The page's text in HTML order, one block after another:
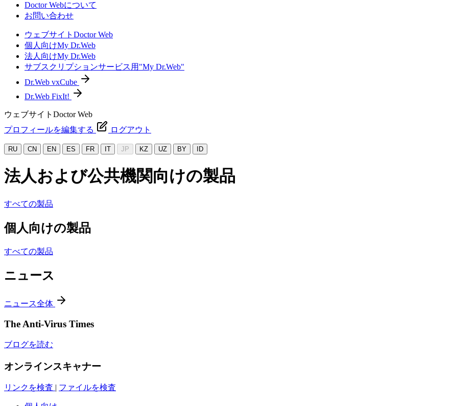
Doctor Webについて
お問い合わせ
ウェブサイトDoctor Web
個人向けMy Dr.Web
法人向けMy Dr.Web
サブスクリプションサービス用"My Dr.Web"
Dr.Web vxCube
Dr.Web FixIt!
ウェブサイトDoctor Web
プロフィールを編集する
ログアウト
RU CN EN ES FR IT JP KZ UZ BY ID
法人および公共機関向けの製品
すべての製品
個人向けの製品
すべての製品
ニュース
ニュース全体
The Anti-Virus Times
ブログを読む
オンラインスキャナー
リンクを検査 | ファイルを検査